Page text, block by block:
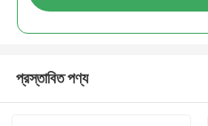
প্রস্তাবিত পণ্য